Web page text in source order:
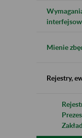
Mienie
Rejestry,